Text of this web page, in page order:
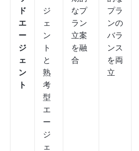
ド
エ
ー
ジ
ェ
ン
ト
ジ
ェ
ン
ト
と
熟
考
型
エ
ー
ジ
ェ
なプ
ラン
立案
を融
合
プラ
ンの
バラ
ンス
を両
立